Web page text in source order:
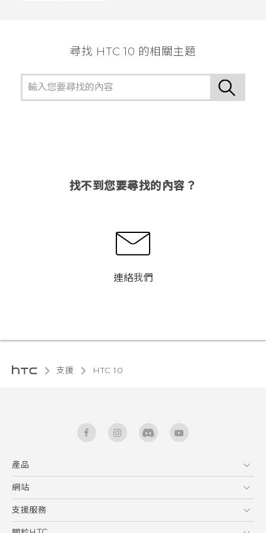
尋找 HTC 10 的相關主題
找不到您要尋找的內容？
連絡我們
支援 HTC 10‎
產品
5G
智能手機
區塊鍊手機
網站
HTC Dev
HTC Research
支援服務
服務中心